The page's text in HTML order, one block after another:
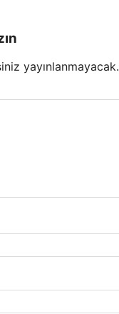
yayınlanmayacak.